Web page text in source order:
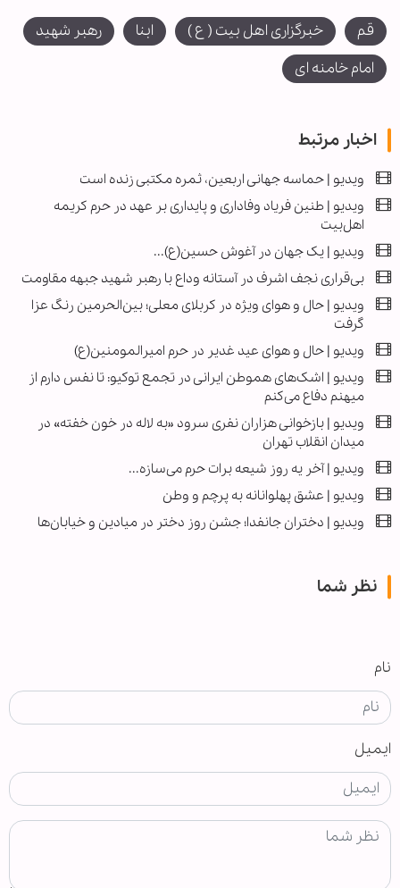
قم خبرگزاری اهل بیت ( ع ) ابنا
رهبر شهید
امام خامنه ای
اخبار مرتبط
ویدیو | حماسه جهانی اربعین، ثمره مکتبی زنده است
ویدیو | طنین فریاد وفاداری و پایداری بر عهد در حرم کریمه
اهل‌بیت
ویدیو | یک جهان در آغوش حسین(ع)...
بی‌قراری نجف اشرف در آستانه وداع با رهبر شهید جبهه مقاومت
ویدیو | حال و هوای ویژه در کربلای معلی؛ بین‌الحرمین رنگ عزا
گرفت
ویدیو | حال و هوای عید غدیر در حرم امیرالمومنین(ع)
ویدیو | اشک‌های هموطن ایرانی در تجمع توکیو: تا نفس دارم از
میهنم دفاع می‌کنم
ویدیو | بازخوانی هزاران نفری سرود «به لاله در خون خفته» در
میدان انقلاب تهران
ویدیو | آخر یه روز شیعه برات حرم می‌سازه...
ویدیو | عشق پهلوانانه به پرچم و وطن
ویدیو | دختران جانفدا؛ جشن روز دختر در میادین و خیابان‌ها
نظر شما
نام
ایمیل